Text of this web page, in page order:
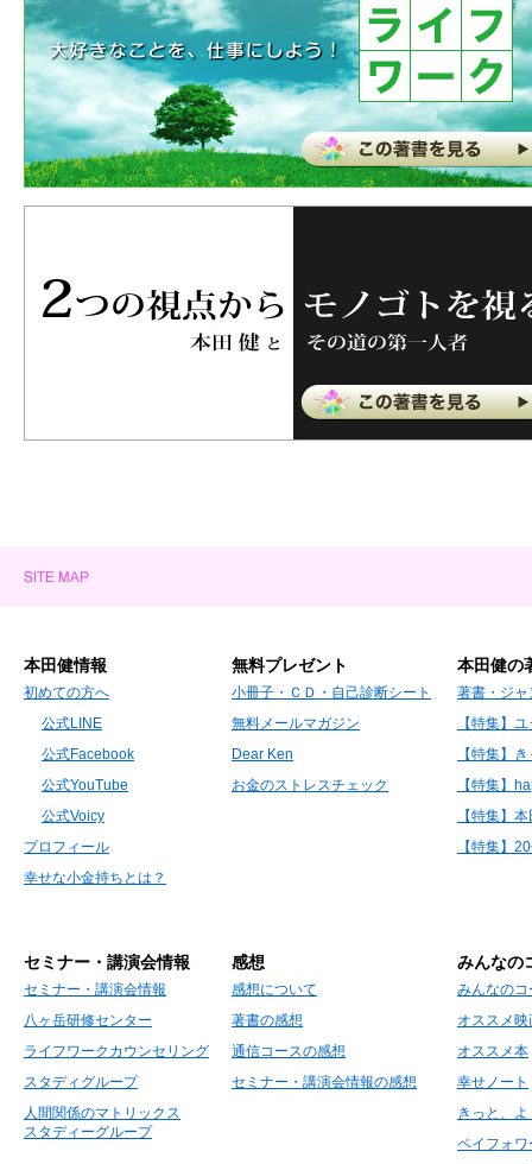
本田健情報
初めての方へ
公式LINE
公式Facebook
公式YouTube
公式Voicy
プロフィール
幸せな小金持ちとは？
無料プレゼント
小冊子・ＣＤ・自己診断シート
無料メールマガジン
Dear Ken
お金のストレスチェック
本田健の
著書・ジャ
【特集】
【特集】
【特集】
【特集】
【特集】
セミナー・講演会情報
セミナー・講演会情報
八ヶ岳研修センター
ライフワークカウンセリング
スタディグループ
人間関係のマトリックス
スタディーグループ
感想
感想について
著書の感想
通信コースの感想
セミナー・講演会情報の感想
みんなの
みんなの
オススメ映
オススメ本
幸せノート
きっと、
ペイフォワ